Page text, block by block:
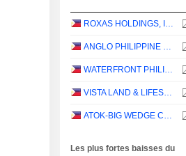
ROXAS HOLDINGS, INC.
ANGLO PHILIPPINE HOLDINGS CORPORATION
WATERFRONT PHILIPPINES, INCORPORATED
VISTA LAND & LIFESCAPES, INC.
ATOK-BIG WEDGE CO., INC.
Les plus fortes baisses du